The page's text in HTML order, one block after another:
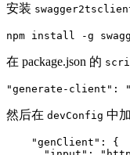
安装
npm install -g
在 package.json 的
"generate-client":
然后在 devConfig 中
    "genClient": {